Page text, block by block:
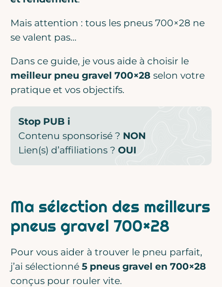
Mais attention : tous les pneus 700×28 ne
se valent pas…
Dans ce guide, je vous aide à choisir le
meilleur pneu gravel 700×28 selon votre
pratique et vos objectifs.
Stop PUB i
Contenu sponsorisé ? NON
Lien(s) d’affiliations ? OUI
Ma sélection des meilleurs
pneus gravel 700×28
Pour vous aider à trouver le pneu parfait,
j’ai sélectionné5 pneus gravel en 700×28
conçus pour rouler vite.